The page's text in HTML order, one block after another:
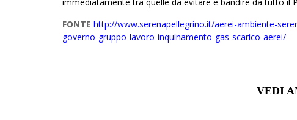
FONTE http://www.serenapellegrino.it/aerei-ambiente-
governo-gruppo-lavoro-inquinamento-gas-scarico-aerei/
VEDI